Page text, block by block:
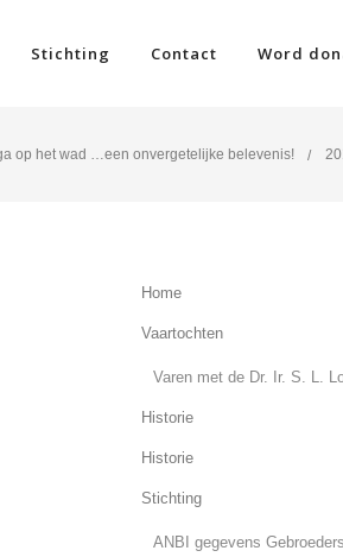
Stichting Contact Word
op het wad …een onvergetelijke belevenis!
Home
Vaartochten
Varen met de Dr. Ir. S. L.
Historie
Historie
Stichting
ANBI gegevens